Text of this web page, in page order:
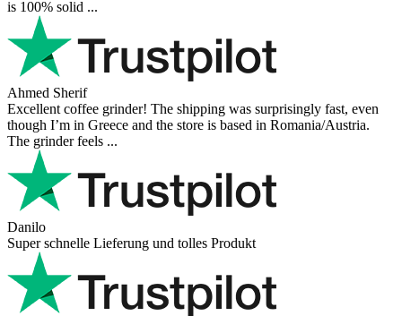
is 100% solid ...
Ahmed Sherif
Excellent coffee grinder! The shipping was surprisingly fast, even
though I’m in Greece and the store is based in Romania/Austria.
The grinder feels ...
Danilo
Super schnelle Lieferung und tolles Produkt